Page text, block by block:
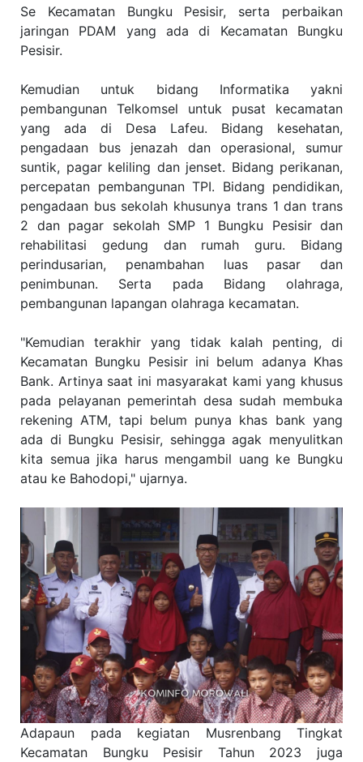
Se Kecamatan Bungku Pesisir, serta perbaikan
jaringan PDAM yang ada di Kecamatan Bungku
Pesisir.
Kemudian untuk bidang Informatika yakni
pembangunan Telkomsel untuk pusat kecamatan
yang ada di Desa Lafeu. Bidang kesehatan,
pengadaan bus jenazah dan operasional, sumur
suntik, pagar keliling dan jenset. Bidang perikanan,
percepatan pembangunan TPI. Bidang pendidikan,
pengadaan bus sekolah khusunya trans 1 dan trans
2 dan pagar sekolah SMP 1 Bungku Pesisir dan
rehabilitasi gedung dan rumah guru. Bidang
perindusarian, penambahan luas pasar dan
penimbunan. Serta pada Bidang olahraga,
pembangunan lapangan olahraga kecamatan.
"Kemudian terakhir yang tidak kalah penting, di
Kecamatan Bungku Pesisir ini belum adanya Khas
Bank. Artinya saat ini masyarakat kami yang khusus
pada pelayanan pemerintah desa sudah membuka
rekening ATM, tapi belum punya khas bank yang
ada di Bungku Pesisir, sehingga agak menyulitkan
kita semua jika harus mengambil uang ke Bungku
atau ke Bahodopi," ujarnya.
Adapaun pada kegiatan Musrenbang Tingkat
Kecamatan Bungku Pesisir Tahun 2023 juga